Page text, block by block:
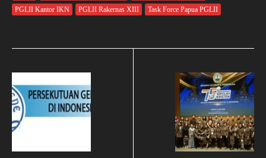
PGLII Kantor IKN
PGLII Rakernas XIII Task Force Papua PGLII